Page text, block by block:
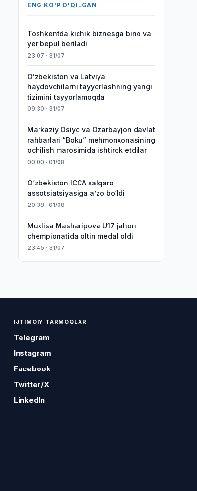
ENG KO'P O'QILGAN
Toshkentda kichik biznesga bino va
yer bepul beriladi
23:07 · 31/07
Oʻzbekiston va Latviya
haydovchilarni tayyorlashning yangi
tizimini tayyorlamoqda
09:30 · 31/07
Markaziy Osiyo va Ozarbayjon davlat
rahbarlari “Boku” mehmonxonasining
ochilish marosimida ishtirok etdilar
00:00 · 01/08
O‘zbekiston ICCA xalqaro
assotsiatsiyasiga aʼzo bo‘ldi
20:38 · 01/08
Muxlisa Masharipova U17 jahon
chempionatida oltin medal oldi
23:45 · 31/07
IJTIMOIY TARMOQLAR
Telegram
Instagram
Facebook
Twitter/X
LinkedIn